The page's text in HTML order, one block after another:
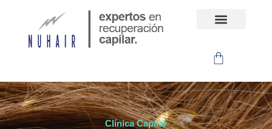
contenido
Carrito
Clínica Capilar